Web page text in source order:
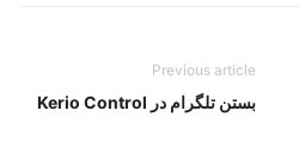
Previous article
بستن تلگرام در Kerio Control